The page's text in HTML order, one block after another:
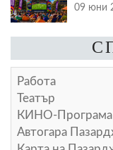
09 юни
Работа
Театър
КИНО-Програма
Автогара